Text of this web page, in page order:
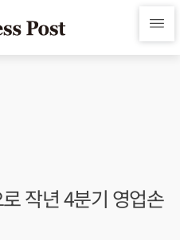
작년 4분기 영업손